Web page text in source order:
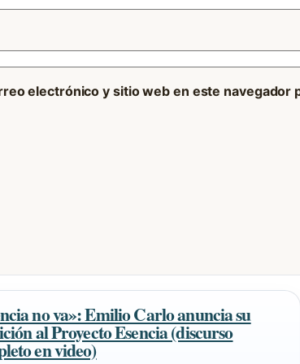
electrónico y sitio web en este navegador
no va»: Emilio Carlo anuncia su
al Proyecto Esencia (discurso
en video)